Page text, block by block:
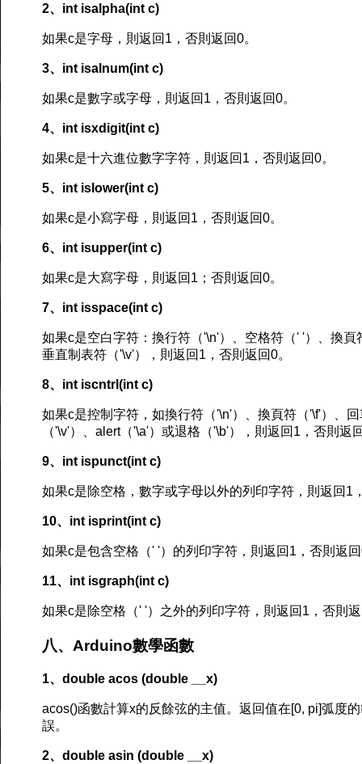
2、int isalpha(int c)
如果c是字母，則返回1，否則返回0。
3、int isalnum(int c)
如果c是數字或字母，則返回1，否則返回0。
4、int isxdigit(int c)
如果c是十六進位數字字符，則返回1，否則返回0。
5、int islower(int c)
如果c是小寫字母，則返回1，否則返回0。
6、int isupper(int c)
如果c是大寫字母，則返回1；否則返回0。
7、int isspace(int c)
如果c是空白字符：換行符（'\n'）、空格符（' '）、換
垂直制表符（'\v'），則返回1，否則返回0。
8、int iscntrl(int c)
如果c是控制字符，如換行符（'\n'）、換頁符（'\f'）、
（'\v'）、alert（'\a'）或退格（'\b'），則返回1，否則返
9、int ispunct(int c)
如果c是除空格，數字或字母以外的列印字符，則返回1
10、int isprint(int c)
如果c是包含空格（' '）的列印字符，則返回1，否則返
11、int isgraph(int c)
如果c是除空格（' '）之外的列印字符，則返回1，否則
八、Arduino數學函數
1、double acos (double __x)
acos()函數計算x的反餘弦的主值。返回值在[0, pi]弧度
誤。
2、double asin (double __x)